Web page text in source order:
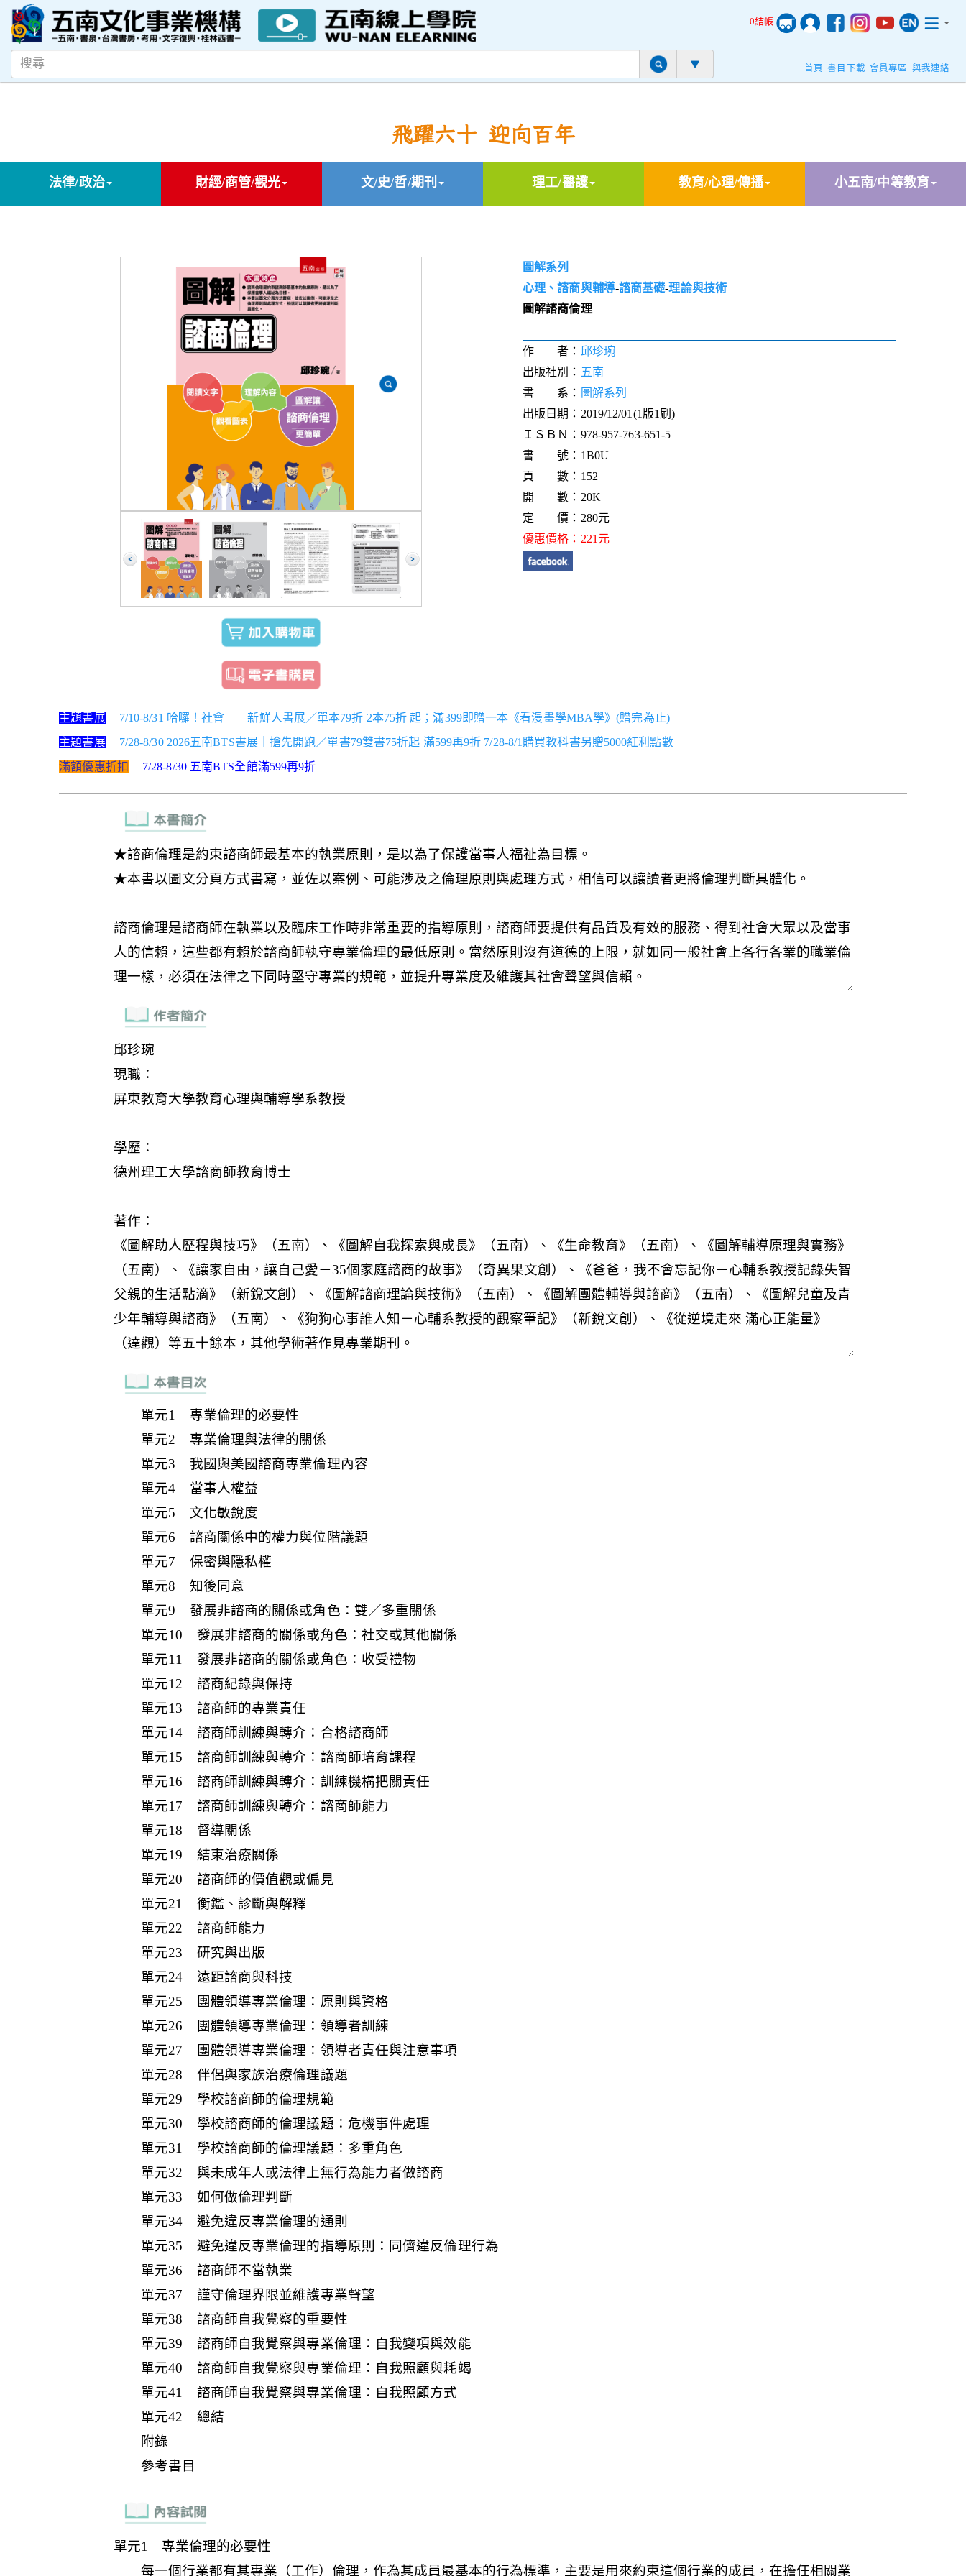
0結帳
首頁 書目下載 會員專區 與我連絡
飛躍六十 迎向百年
法律/政治 財經/商管/觀光 文/史/哲/期刊 理工/醫護 教育/心理/傳播 小五南/中等教育
圖解系列
心理、諮商與輔導-諮商基礎-理論與技術
圖解諮商倫理
作 者： 邱珍琬
出版社別： 五南
書 系： 圖解系列
出版日期：2019/12/01(1版1刷)
ＩＳＢＮ：978-957-763-651-5
書 號：1B0U
頁 數：152
開 數：20K
定 價：280元
優惠價格：221元
主題書展
7/10-8/31 哈囉！社會——新鮮人書展／單本79折 2本75折 起；滿399即贈一本《看漫畫學MBA學》(贈完為止)
主題書展
7/28-8/30 2026五南BTS書展｜搶先開跑／單書79雙書75折起 滿599再9折 7/28-8/1購買教科書另贈5000紅利點數
滿額優惠折扣
7/28-8/30 五南BTS全館滿599再9折
單元1 專業倫理的必要性
單元2 專業倫理與法律的關係
單元3 我國與美國諮商專業倫理內容
單元4 當事人權益
單元5 文化敏銳度
單元6 諮商關係中的權力與位階議題
單元7 保密與隱私權
單元8 知後同意
單元9 發展非諮商的關係或角色：雙／多重關係
單元10 發展非諮商的關係或角色：社交或其他關係
單元11 發展非諮商的關係或角色：收受禮物
單元12 諮商紀錄與保持
單元13 諮商師的專業責任
單元14 諮商師訓練與轉介：合格諮商師
單元15 諮商師訓練與轉介：諮商師培育課程
單元16 諮商師訓練與轉介：訓練機構把關責任
單元17 諮商師訓練與轉介：諮商師能力
單元18 督導關係
單元19 結束治療關係
單元20 諮商師的價值觀或偏見
單元21 衡鑑、診斷與解釋
單元22 諮商師能力
單元23 研究與出版
單元24 遠距諮商與科技
單元25 團體領導專業倫理：原則與資格
單元26 團體領導專業倫理：領導者訓練
單元27 團體領導專業倫理：領導者責任與注意事項
單元28 伴侶與家族治療倫理議題
單元29 學校諮商師的倫理規範
單元30 學校諮商師的倫理議題：危機事件處理
單元31 學校諮商師的倫理議題：多重角色
單元32 與未成年人或法律上無行為能力者做諮商
單元33 如何做倫理判斷
單元34 避免違反專業倫理的通則
單元35 避免違反專業倫理的指導原則：同儕違反倫理行為
單元36 諮商師不當執業
單元37 謹守倫理界限並維護專業聲望
單元38 諮商師自我覺察的重要性
單元39 諮商師自我覺察與專業倫理：自我變項與效能
單元40 諮商師自我覺察與專業倫理：自我照顧與耗竭
單元41 諮商師自我覺察與專業倫理：自我照顧方式
單元42 總結
附錄
參考書目